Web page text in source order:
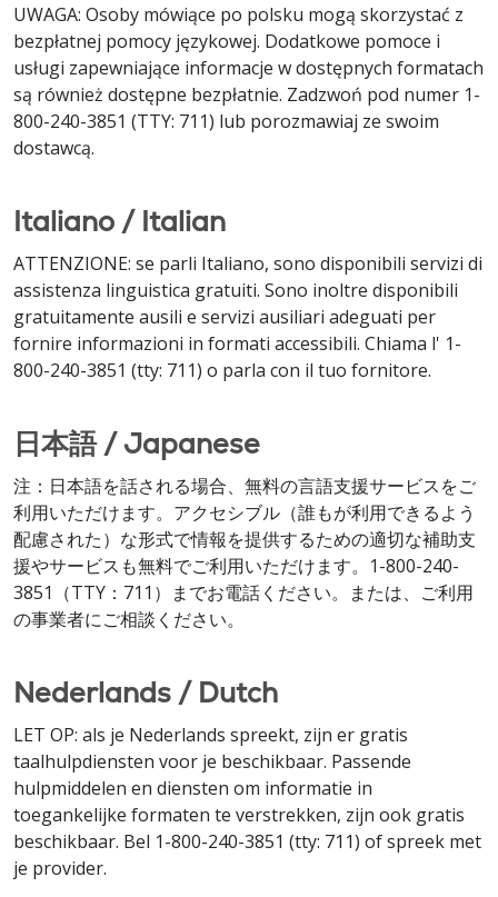
UWAGA: Osoby mówiące po polsku mogą skorzystać z
bezpłatnej pomocy językowej. Dodatkowe pomoce i
usługi zapewniające informacje w dostępnych formatach
są również dostępne bezpłatnie. Zadzwoń pod numer 1-
800-240-3851 (TTY: 711) lub porozmawiaj ze swoim
dostawcą.
Italiano / Italian
ATTENZIONE: se parli Italiano, sono disponibili servizi di
assistenza linguistica gratuiti. Sono inoltre disponibili
gratuitamente ausili e servizi ausiliari adeguati per
fornire informazioni in formati accessibili. Chiama l' 1-
800-240-3851 (tty: 711) o parla con il tuo fornitore.
日本語 / Japanese
注：日本語を話される場合、無料の言語支援サービスをご
利用いただけます。アクセシブル（誰もが利用できるよう
配慮された）な形式で情報を提供するための適切な補助支
援やサービスも無料でご利用いただけます。1-800-240-
3851（TTY：711）までお電話ください。または、ご利用
の事業者にご相談ください。
Nederlands / Dutch
LET OP: als je Nederlands spreekt, zijn er gratis
taalhulpdiensten voor je beschikbaar. Passende
hulpmiddelen en diensten om informatie in
toegankelijke formaten te verstrekken, zijn ook gratis
beschikbaar. Bel 1-800-240-3851 (tty: 711) of spreek met
je provider.